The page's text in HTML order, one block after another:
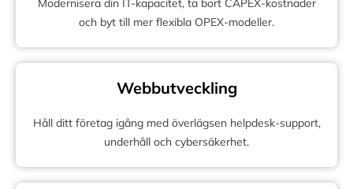
och byt till mer flexibla OPEX-modeller.
Webbutveckling
Håll ditt företag igång med överlägsen helpdesk-support,
underhåll och cybersäkerhet.